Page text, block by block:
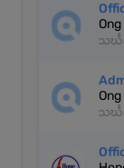
သင်္ဃ
သင်္ဃ